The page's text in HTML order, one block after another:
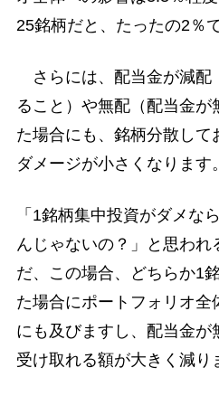
25銘柄だと、たったの2％で
さらには、配当金が減配
ること）や無配（配当金が
た場合にも、銘柄分散して
ダメージが小さくなります。
「1銘柄集中投資がダメな
んじゃないの？」と思われ
だ、この場合、どちらか1
た場合にポートフォリオ全
にも及びますし、配当金が
受け取れる額が大きく減り